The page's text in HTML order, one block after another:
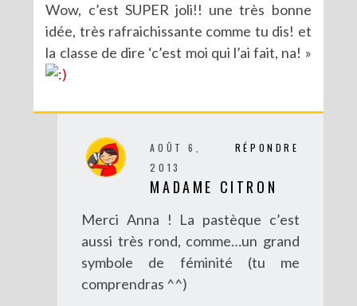
DIY : UN PETIT CITRON POUR UNE ANNONCE SPÉCIALE
DIY : BRACELET BRÉSILIEN XXL
Wow, c’est SUPER joli!! une très bonne
idée, très rafraichissante comme tu dis! et
la classe de dire ‘c’est moi qui l’ai fait, na! »
RÉPONDRE
AOÛT 6,
2013
MADAME CITRON
Merci Anna ! La pastèque c’est
aussi très rond, comme…un grand
symbole de féminité (tu me
comprendras ^^)